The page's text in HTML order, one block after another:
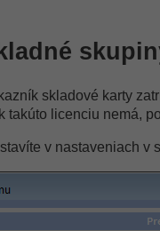
skladové karty
takúto licenciu nemá,
v nastaveniach v